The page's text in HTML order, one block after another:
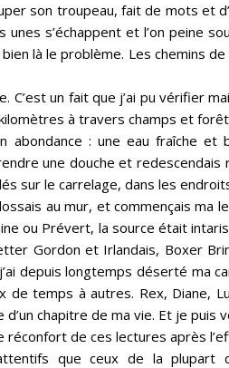
son troupeau, fait de mots et
s’échappent et l’on peine
bien là le problème. Les chemins
C’est un fait que j’ai pu vérifier
à travers champs et
abondance : une eau fraîche et
une douche et
sur le carrelage, dans les
au mur, et commençais ma
ou Prévert, la source était
Gordon et Irlandais, Boxer
depuis longtemps déserté ma
de temps à autres. Rex, Diane,
d’un chapitre de ma vie. Et je puis
réconfort de ces lectures après
que ceux de la plupart